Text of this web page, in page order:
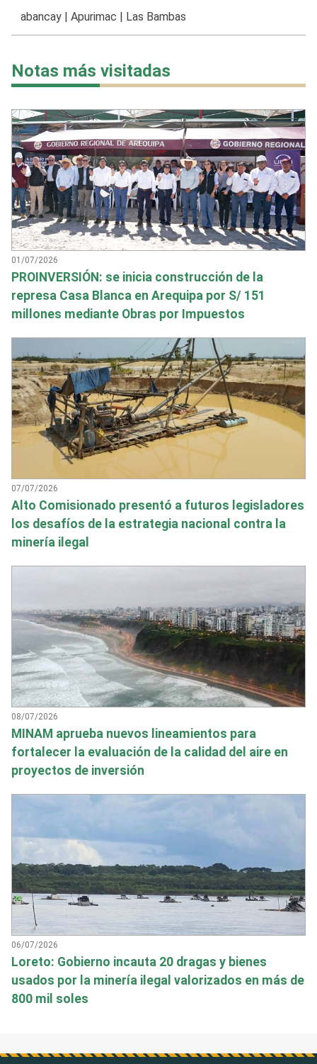
abancay| Apurimac Las Bambas
Notas más visitadas
01/07/2026
PROINVERSIÓN: se inicia construcción de la
represa Casa Blanca en Arequipa por S/ 151
millones mediante Obras por Impuestos
07/07/2026
Alto Comisionado presentó a futuros legisladores
los desafíos de la estrategia nacional contra la
minería ilegal
08/07/2026
MINAM aprueba nuevos lineamientos para
fortalecer la evaluación de la calidad del aire en
proyectos de inversión
06/07/2026
Loreto: Gobierno incauta 20 dragas y bienes
usados por la minería ilegal valorizados en más de
800 mil soles